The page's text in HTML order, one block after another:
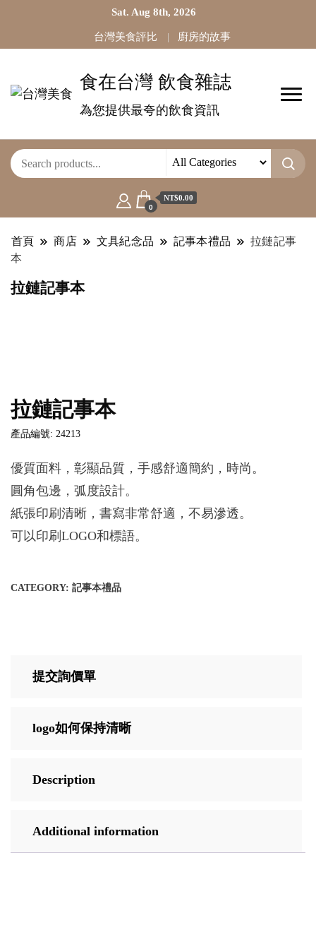
Sat. Aug 8th, 2026
台灣美食評比 廚房的故事
食在台灣 飲食雜誌
為您提供最夸的飲食資訊
0
NT$0.00
首頁 商店 文具紀念品 記事本禮品
拉鏈記事
本
拉鏈記事本
拉鏈記事本
產品編號: 24213
優質面料，彰顯品質，手感舒適簡約，時尚。
圓角包邊，弧度設計。
紙張印刷清晰，書寫非常舒適，不易滲透。
可以印刷LOGO和標語。
CATEGORY: 記事本禮品
提交詢價單
logo如何保持清晰
Description
Additional information